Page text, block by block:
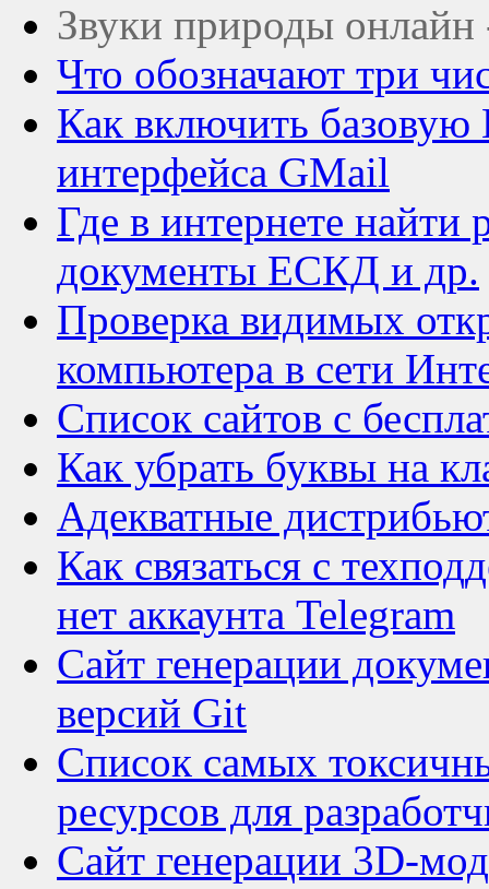
Звуки природы онлайн
Что обозначают три
Как включить
интерфейса GMail
Где в интернете
документы ЕСКД и др.
Проверка видимых
компьютера в сети
Список сайтов с
Как убрать буквы на
Адекватные
Как связаться с
нет аккаунта Telegram
Сайт генерации
версий Git
Список самых
ресурсов для
Сайт генерации 3D-